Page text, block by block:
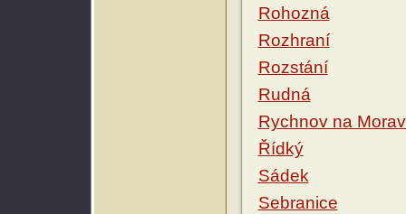
Rohozná
Rozhraní
Rozstání
Rudná
Rychnov na
Řídký
Sádek
Sebranice